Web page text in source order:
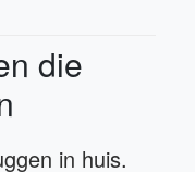
die
in huis.